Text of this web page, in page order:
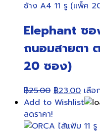
Elephant ซอ
ถนอมสายตา
20 ซอง)
฿25.00 Original
price
฿25.00.
฿23.00
price
฿
เลือ
Add to Wishlist
ลดราคา!